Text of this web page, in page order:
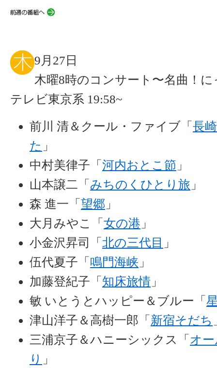
9月27日
木曜8時のコンサート〜名曲！
テレビ東京系 19:58~
前川 清＆クール・ファイブ「 長
た 」
中村美律子「 河内おとこ節 」
山本譲二「 みちのくひとり旅 」
森 進一「 望郷 」
大月みやこ「 女の港 」
小金沢昇司「 北の三代目 」
伍代夏子「 鳴門海峡 」
加藤登紀子「 知床旅情 」
敏 いとうとハッピー＆ブルー「
津山洋子＆高樹一郎「 新宿そだち
三浦京子＆ハニーシックス「 オ
り 」